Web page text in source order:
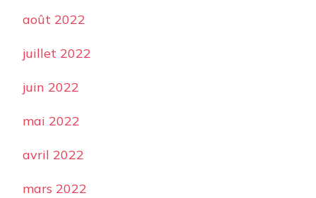
août 2022
juillet 2022
juin 2022
mai 2022
avril 2022
mars 2022